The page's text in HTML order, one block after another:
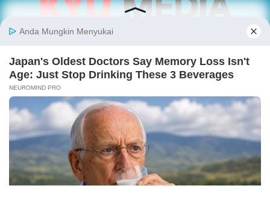
Kabarbaru.co menyajikan berita aktual dan
inspiratif dari sudut pandang berbaik sangka
Follow Kabarbaru